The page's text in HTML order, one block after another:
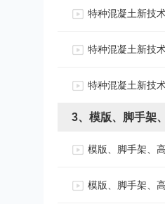
特种混凝土新技
特种混凝土新技
特种混凝土新技
3、模版、脚手架
模版、脚手架、
模版、脚手架、